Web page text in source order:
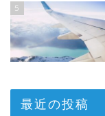
5
最近の投稿